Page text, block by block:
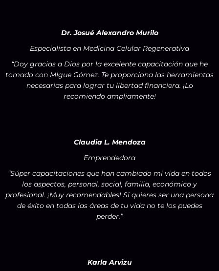
Dr. Josué Alexandro Murilo
Especialista en Medicina Celular Regenerativa
“Doy gracias a Dios por la excelente capacitación que he
tomado con MIgue Gómez. Te proporciona las herramientas
necesarias para lograr tu libertad financiera. ¡Lo
recomiendo ampliamente!
Claudia L. Mendoza
Emprendedora
“Súper capacitaciones que han cambiado mi vida en todos
los aspectos, personal, social, familia, económico y
profesional. ¡Muy recomendables! Si quieres ser una persona
de éxito en todas las áreas de tu vida no te los puedes
perder.”
Karla Arvizu